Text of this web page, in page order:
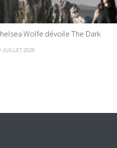
Wolfe dévoile The Dark
JUILLET 2026